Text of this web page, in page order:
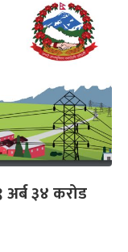
अर्ब ३४ करोड